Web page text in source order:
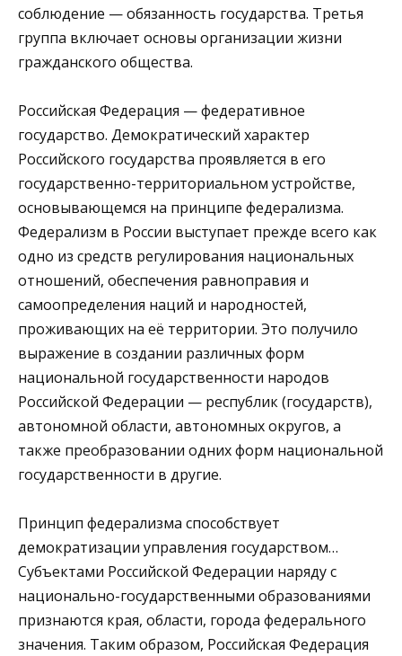
соблюдение — обязанность государства. Третья
группа включает основы организации жизни
гражданского общества.
Российская Федерация — федеративное
государство. Демократический характер
Российского государства проявляется в его
государственно-территориальном устройстве,
основывающемся на принципе федерализма.
Федерализм в России выступает прежде всего как
одно из средств регулирования национальных
отношений, обеспечения равноправия и
самоопределения наций и народностей,
проживающих на её территории. Это получило
выражение в создании различных форм
национальной государственности народов
Российской Федерации — республик (государств),
автономной области, автономных округов, а
также преобразовании одних форм национальной
государственности в другие.
Принцип федерализма способствует
демократизации управления государством…
Субъектами Российской Федерации наряду с
национально-государственными образованиями
признаются края, области, города федерального
значения. Таким образом, Российская Федерация